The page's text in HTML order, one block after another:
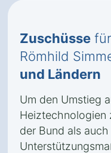
Zuschüsse
Römhild
und Ländern
Um den Umstieg
Heiztechnologien
der Bund als